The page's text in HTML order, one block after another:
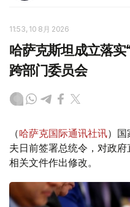
11:53, 10 8月 2026
哈萨克斯坦成立落实
跨部门委员会
（哈萨克国际通讯社讯）
夫日前签署总统令，对政
相关文件作出修改。